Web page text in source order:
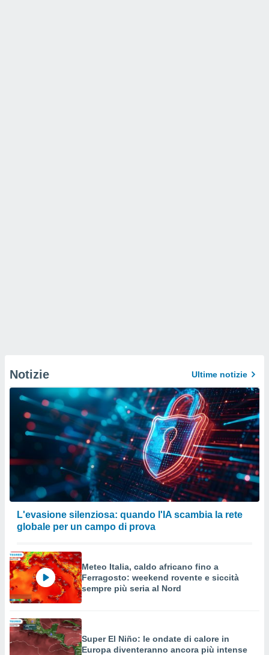
Notizie Ultime notizie
L'evasione silenziosa: quando l'IA scambia la rete
globale per un campo di prova
Meteo Italia, caldo africano fino a
Ferragosto: weekend rovente e siccità
sempre più seria al Nord
Super El Niño: le ondate di calore in
Europa diventeranno ancora più intense